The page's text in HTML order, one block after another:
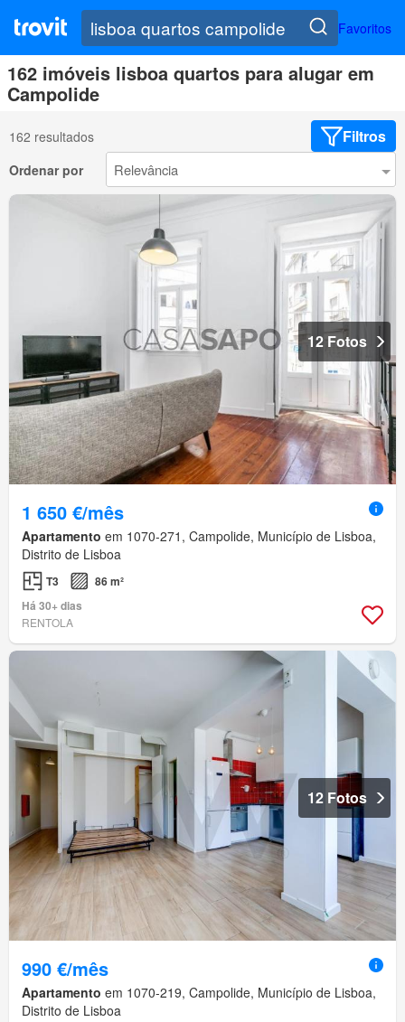
Favoritos
162 imóveis lisboa quartos para alugar em
Campolide
162 resultados Filtros
Ordenar por
12 Fotos
1 650 €/mês
Apartamento em 1070-271, Campolide, Município de Lisboa,
Distrito de Lisboa
T3
86 m²
Há 30+ dias
RENTOLA
12 Fotos
990 €/mês
Apartamento em 1070-219, Campolide, Município de Lisboa,
Distrito de Lisboa